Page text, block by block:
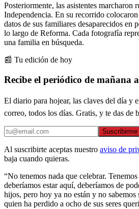
Posteriormente, las asistentes marcharon
Independencia. En su recorrido
datos de sus familiares desaparecidos en
lo largo de Reforma. Cada fotografía
una familia en búsqueda.
📰 Tu edición de hoy
Recibe el periódico de mañana
El diario para hojear, las claves del día y
correo, todos los días. Gratis, y te das de
Suscribirme
Al suscribirte aceptas nuestro aviso de
baja cuando quieras.
“No tenemos nada que celebrar.
deberíamos estar aquí, deberíamos de
hijos, pero hoy ya no están y no
quien ha perdido a ocho de sus seres